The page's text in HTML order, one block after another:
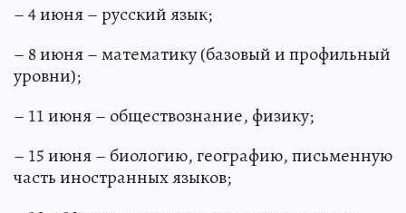
– 4 июня – русский язык;
– 8 июня – математику (базовый и профильный
уровни);
– 11 июня – обществознание, физику;
– 15 июня – биологию, географию, письменную
часть иностранных языков;